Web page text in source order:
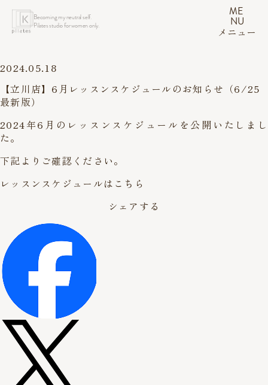
Becoming my neutral self.
Pilates studio for women only.
ME
NU
メニュー
2024.05.18
【立川店】6月レッスンスケジュールのお知らせ（6/25
最新版）
2024年6月のレッスンスケジュールを公開いたしまし
た。
下記よりご確認ください。
レッスンスケジュールはこちら
シェアする